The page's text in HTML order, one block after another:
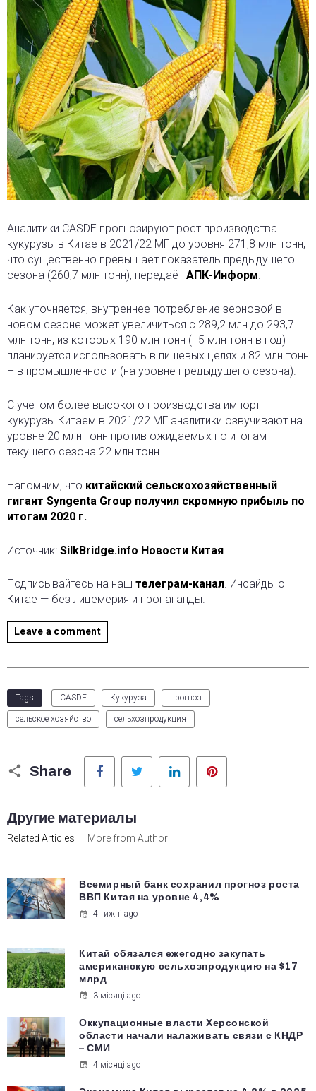
Аналитики CASDE прогнозируют рост производства
кукурузы в Китае в 2021/22 МГ до уровня 271,8 млн тонн,
что существенно превышает показатель предыдущего
сезона (260,7 млн тонн), передаёт АПК-Информ
Как уточняется, внутреннее потребление зерновой в
новом сезоне может увеличиться с 289,2 млн до 293,7
млн тонн, из которых 190 млн тонн (+5 млн тонн в год)
планируется использовать в пищевых целях и 82 млн тонн
– в промышленности (на уровне предыдущего сезона).
С учетом более высокого производства импорт
кукурузы Китаем в 2021/22 МГ аналитики озвучивают на
уровне 20 млн тонн против ожидаемых по итогам
текущего сезона 22 млн тонн.
Напомним, что китайский сельскохозяйственный
гигант Syngenta Group получил скромную прибыль по
итогам 2020 г.
Источник: SilkBridge.info Новости Китая
Подписывайтесь на наш телеграм-канал . Инсайды о
Китае — без лицемерия и пропаганды.
Leave a comment
Tags CASDE Кукуруза прогноз
сельское хозяйство сельхозпродукция
Share
Facebook Twitter LinkedIn
Другие материалы
Related Articles More from Author
Всемирный банк сохранил прогноз роста
ВВП Китая на уровне 4,4%
4 тижні ago
Китай обязался ежегодно закупать
американскую сельхозпродукцию на $17
млрд
3 місяці ago
Оккупационные власти Херсонской
области начали налаживать связи с КНДР
– СМИ
4 місяці ago